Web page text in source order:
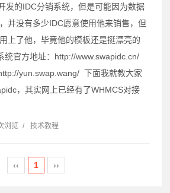
发的IDC分销系统，但是可能因为数据
并没有多少IDC愿意使用他来销售，但
上了他，毕竟他的模板还是挺漂亮的
统官方地址：http://www.swapidc.cn/
yun.swap.wang/ 下面我就教大家
，其实网上已经有了WHMCS对接
浏览 / 技术教程
‹‹ 1 ››